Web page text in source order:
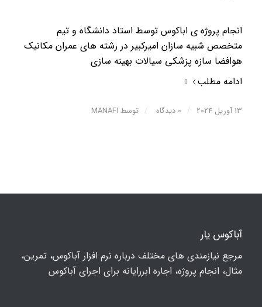
انجام پروژه ی اباکوس توسط استاد دانشگاه و تیم
متخصص شبیه سازان امیرکبیر در رشته های عمران مکانیک
هوافضا سازه پزشکی سیالات بهینه سازی
ادامه مطلب
13 آوریل 2024 / 0 دیدگاه / توسط MANAFI
آباکوس یار
مرجع نیازمندی های مختلف درباره نرم افزار آباکوس، تمرین،
مثال، انجام پروژه، اجاره ابررایانه برای اجرای آباکوس